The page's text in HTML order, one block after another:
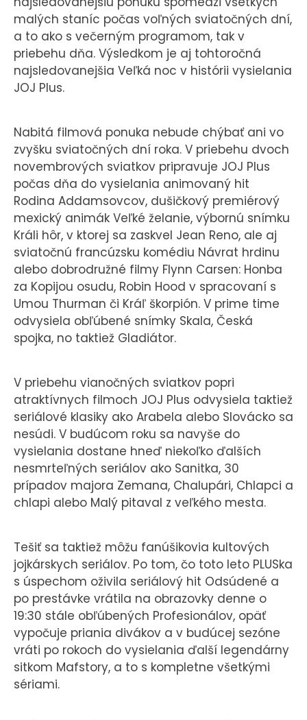
malých staníc počas voľných sviatočných dní,
a to ako s večerným programom, tak v
priebehu dňa. Výsledkom je aj tohtoročná
najsledovanejšia Veľká noc v histórii vysielania
JOJ Plus.
Nabitá filmová ponuka nebude chýbať ani vo
zvyšku sviatočných dní roka. V priebehu dvoch
novembrových sviatkov pripravuje JOJ Plus
počas dňa do vysielania animovaný hit
Rodina Addamsovcov, dušičkový premiérový
mexický animák Veľké želanie, výbornú snímku
Králi hôr, v ktorej sa zaskvel Jean Reno, ale aj
sviatočnú francúzsku komédiu Návrat hrdinu
alebo dobrodružné filmy Flynn Carsen: Honba
za Kopijou osudu, Robin Hood v spracovaní s
Umou Thurman či Kráľ škorpión. V prime time
odvysiela obľúbené snímky Skala, Česká
spojka, no taktiež Gladiátor.
V priebehu vianočných sviatkov popri
atraktívnych filmoch JOJ Plus odvysiela taktiež
seriálové klasiky ako Arabela alebo Slovácko sa
nesúdi. V budúcom roku sa navyše do
vysielania dostane hneď niekoľko ďalších
nesmrteľných seriálov ako Sanitka, 30
prípadov majora Zemana, Chalupári, Chlapci a
chlapi alebo Malý pitaval z veľkého mesta.
Tešiť sa taktiež môžu fanúšikovia kultových
jojkárskych seriálov. Po tom, čo toto leto PLUSka
s úspechom oživila seriálový hit Odsúdené a
po prestávke vrátila na obrazovky denne o
19:30 stále obľúbených Profesionálov, opäť
vypočuje priania divákov a v budúcej sezóne
vráti po rokoch do vysielania ďalší legendárny
sitkom Mafstory, a to s kompletne všetkými
sériami.